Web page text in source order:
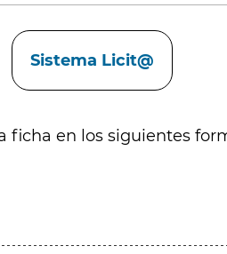
Sistema Licit@
ficha en los siguientes